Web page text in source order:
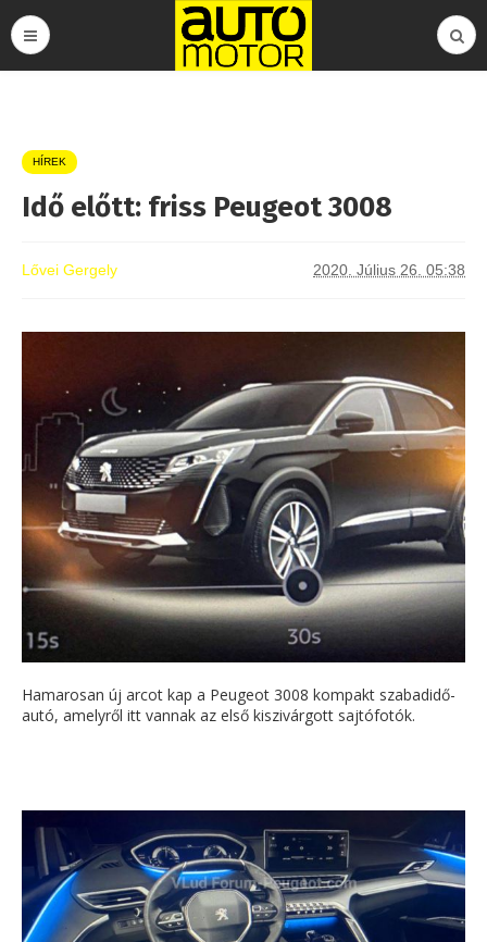
HÍREK
Idő előtt: friss Peugeot 3008
Lővei Gergely 2020. Július 26. 05:38
Hamarosan új arcot kap a Peugeot 3008 kompakt szabadidő-
autó, amelyről itt vannak az első kiszivárgott sajtófotók.